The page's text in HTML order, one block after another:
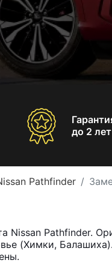
до 2 лет
Pathfinder
Pathfinder.
(Химки,